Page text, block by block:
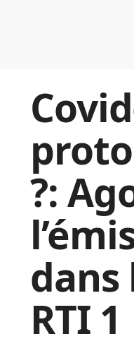
?:
dans
RTI 1